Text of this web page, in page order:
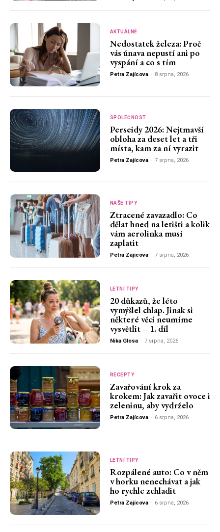
AKTUÁLNĚ
Nedostatek železa: Proč
vás únava nepustí ani po
vyspání a co s tím
Petra Zajícova - 8 srpna, 2026
SPOLEČNOST
Perseidy 2026: Nejtmavší
obloha za deset let a tři
místa, kam za ní vyrazit
Petra Zajícova - 7 srpna, 2026
NAŠE TIPY
Ztracené zavazadlo: Co
dělat hned na letišti a kolik
vám aerolinka musí
zaplatit
Petra Zajícova - 7 srpna, 2026
LETNÍ TIPY
20 důkazů, že léto
vymýšlel chlap. Jinak si
některé věci neumíme
vysvětlit – 1. díl
Nika Glosa - 7 srpna, 2026
RECEPTY
Zavařování krok za
krokem: Jak zavařit ovoce i
zeleninu, aby vydrželo
Petra Zajícova - 6 srpna, 2026
LETNÍ TIPY
Rozpálené auto: Co v něm
v horku nenechávat a jak
ho rychle zchladit
Petra Zajícova - 6 srpna, 2026